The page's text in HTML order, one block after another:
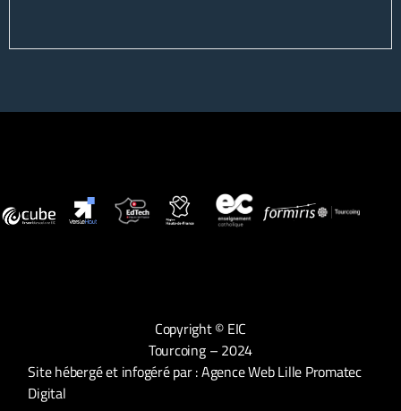
Copyright © EIC
Tourcoing – 2024
Site hébergé et infogéré par :Agence Web Lille Promatec
Digital